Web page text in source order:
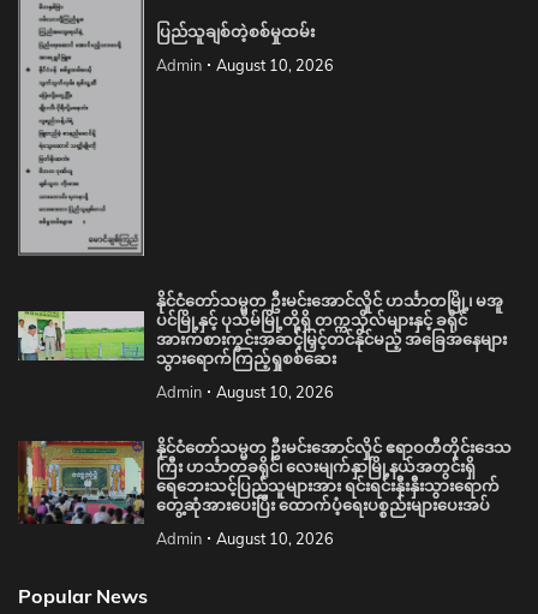
ပြည်သူချစ်တဲ့စစ်မှုထမ်း
Admin August 10, 2026
နိုင်ငံတော်သမ္မတ ဦးမင်းအောင်လှိုင် ဟင်္သာတမြို့၊ မအူ
ပင်မြို့နှင့် ပုသိမ်မြို့တို့ရှိ တက္ကသိုလ်များနှင့် ခရိုင်
အားကစားကွင်းအဆင့်မြှင့်တင်နိုင်မည့် အခြေအနေများ
သွားရောက်ကြည့်ရှုစစ်ဆေး
Admin August 10, 2026
နိုင်ငံတော်သမ္မတ ဦးမင်းအောင်လှိုင် ဧရာဝတီတိုင်းဒေသ
ကြီး ဟင်္သာတခရိုင်၊ လေးမျက်နှာမြို့နယ်အတွင်းရှိ
ရေဘေးသင့်ပြည်သူများအား ရင်းရင်းနှီးနှီးသွားရောက်
တွေ့ဆုံအားပေးပြီး ထောက်ပံ့ရေးပစ္စည်းများပေးအပ်
Admin August 10, 2026
Popular News